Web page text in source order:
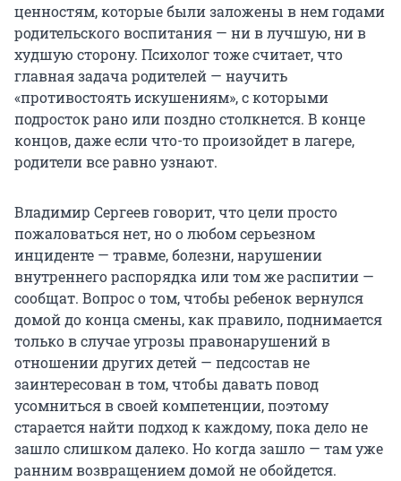
ценностям, которые были заложены в нем годами
родительского воспитания — ни в лучшую, ни в
худшую сторону. Психолог тоже считает, что
главная задача родителей — научить
«противостоять искушениям», с которыми
подросток рано или поздно столкнется. В конце
концов, даже если что-то произойдет в лагере,
родители все равно узнают.
Владимир Сергеев говорит, что цели просто
пожаловаться нет, но о любом серьезном
инциденте — травме, болезни, нарушении
внутреннего распорядка или том же распитии —
сообщат. Вопрос о том, чтобы ребенок вернулся
домой до конца смены, как правило, поднимается
только в случае угрозы правонарушений в
отношении других детей — педсостав не
заинтересован в том, чтобы давать повод
усомниться в своей компетенции, поэтому
старается найти подход к каждому, пока дело не
зашло слишком далеко. Но когда зашло — там уже
ранним возвращением домой не обойдется.